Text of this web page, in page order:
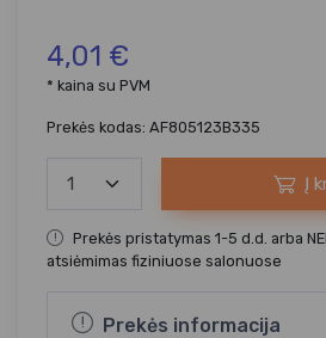
4,01 €
* kaina su PVM
Prekės kodas: AF805123B335
Į
Prekės pristatymas 1-5 d.d. arba
atsiėmimas fiziniuose salonuose
Prekės informacija